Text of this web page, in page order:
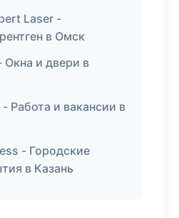
Laser -
в Омск
Окна и двери в
Работа и вакансии в
- Городские
в Казань